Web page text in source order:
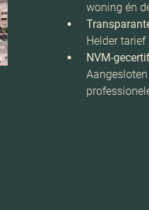
woning én
Helder
NVM-